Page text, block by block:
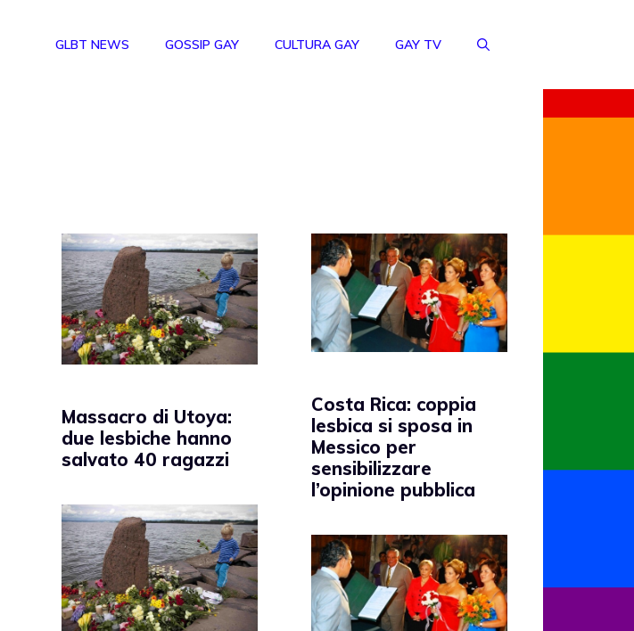
GLBT NEWS GOSSIP GAY CULTURA GAY GAY TV
Massacro di Utoya:
due lesbiche hanno
salvato 40 ragazzi
Costa Rica: coppia
lesbica si sposa in
Messico per
sensibilizzare
l’opinione pubblica